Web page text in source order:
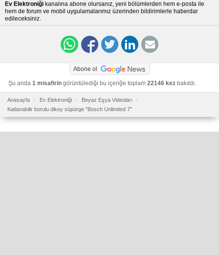
Ev Elektroniği kanalına abone olursanız, yeni bölümlerden hem e-posta ile
hem de forum ve mobil uygulamalarımız üzerinden bildirimlerle haberdar
edileceksiniz.
Abone ol
Şu anda 1 misafirin görüntülediği bu içeriğe toplam 22146 kez bakıldı.
Anasayfa Ev Elektroniği
Beyaz Eşya Videoları
Katlanabilir borulu dikey süpürge "Bosch Unlimited 7"